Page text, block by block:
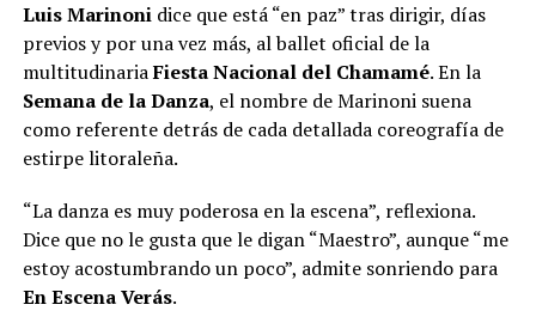
Luis Marinonidice que está “en paz” tras dirigir, días
previos y por una vez más, al ballet oficial de la
multitudinariaFiesta Nacional del Chamamé. En la
Semana de la Danza, el nombre de Marinoni suena
como referente detrás de cada detallada coreografía de
estirpe litoraleña.
“La danza es muy poderosa en la escena”, reflexiona.
Dice que no le gusta que le digan “Maestro”, aunque “me
estoy acostumbrando un poco”, admite sonriendo para
En Escena Verás.